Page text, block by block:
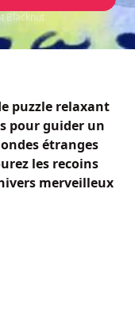
Blacknut
puzzle relaxant
pour guider un
étranges
les recoins
merveilleux